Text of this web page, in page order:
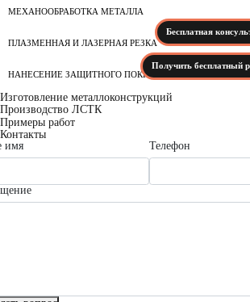
МЕХАНООБРАБОТКА МЕТАЛЛА
ПЛАЗМЕННАЯ И ЛАЗЕРНАЯ РЕЗКА
НАНЕСЕНИЕ ЗАЩИТНОГО ПОКРЫТИЯ
Бесплатная
Получить бесплатный
Изготовление металлоконструкций
Производство ЛСТК
Примеры работ
Контакты
имя
Телефон